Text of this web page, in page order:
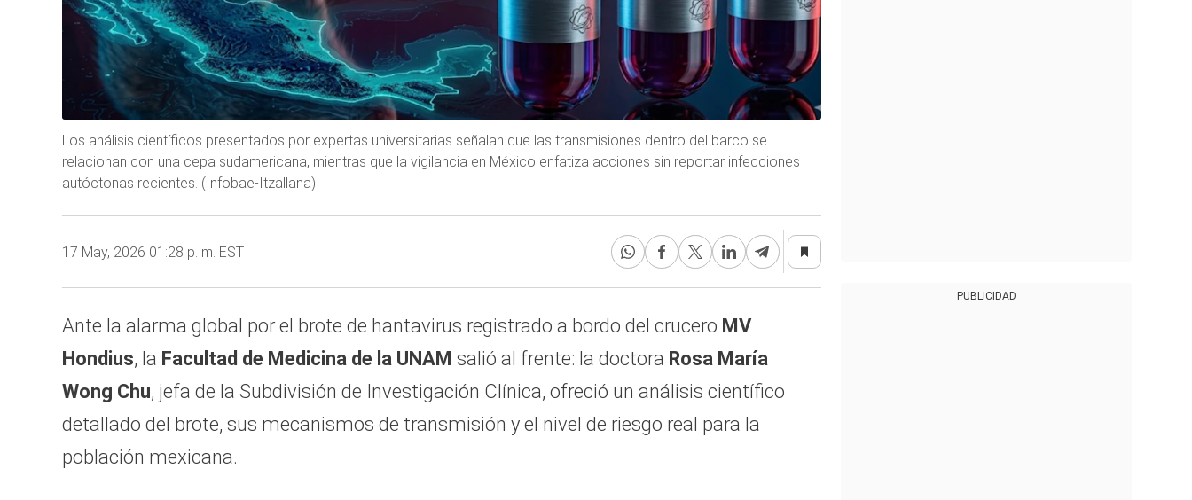
Los análisis científicos presentados por expertas universitarias señalan que las transmisiones dentro del barco se
relacionan con una cepa sudamericana, mientras que la vigilancia en México enfatiza acciones sin reportar infecciones
autóctonas recientes. (Infobae-Itzallana)
17 May, 2026 01:28 p. m. EST
Ante la alarma global por el brote de hantavirus registrado a bordo del crucero MV
Hondius, la Facultad de Medicina de la UNAM salió al frente: la doctora Rosa María
Wong Chu, jefa de la Subdivisión de Investigación Clínica, ofreció un análisis científico
detallado del brote, sus mecanismos de transmisión y el nivel de riesgo real para la
población mexicana.
PUBLICIDAD